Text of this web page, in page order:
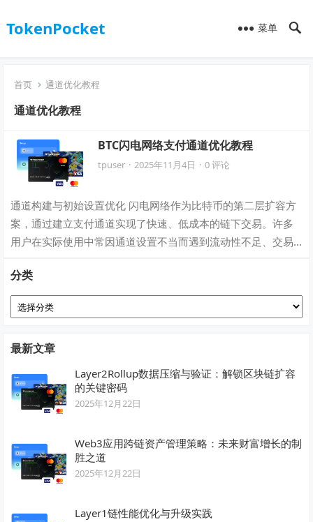
TokenPocket 菜单
首页 通道优化教程
通道优化教程
BTC闪电网络支付通道优化教程
tpuser · 2025年11月4日 · 0 评论
通道构建与初始设置优化 闪电网络作为比特币的第二层扩容方
案，通过建立支付通道实现了快速、低成本的链下交易。许多
用户在实际使用中常因通道设置不当而遇到流动性不足、交易
分类
分
类
最新文章
Layer2Rollup数据压缩与验证：解锁区块链扩容
的关键密码
2025年12月22日
Web3应用跨链资产管理策略：未来财富增长的制
胜之道
2025年12月22日
Layer1链性能优化与升级实践